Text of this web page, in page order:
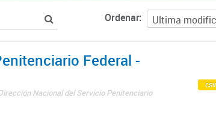
Ordenar
Federal -
Nacional del Servicio Penitenciario
csv